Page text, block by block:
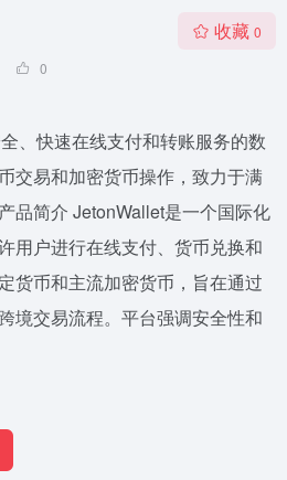
0
收藏 0
、快速在线支付和转账服务的数
交易和加密货币操作，致力于满
品简介 JetonWallet是一个国际化
用户进行在线支付、货币兑换和
货币和主流加密货币，旨在通过
境交易流程。平台强调安全性和